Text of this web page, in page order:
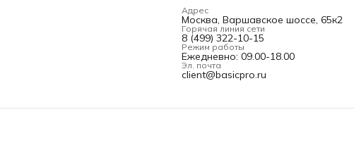
Адрес
Москва, Варшавское шоссе, 65к2
Горячая линия сети
8 (499) 322-10-15
Режим работы
Ежедневно: 09.00-18.00
Эл. почта
client@basicpro.ru